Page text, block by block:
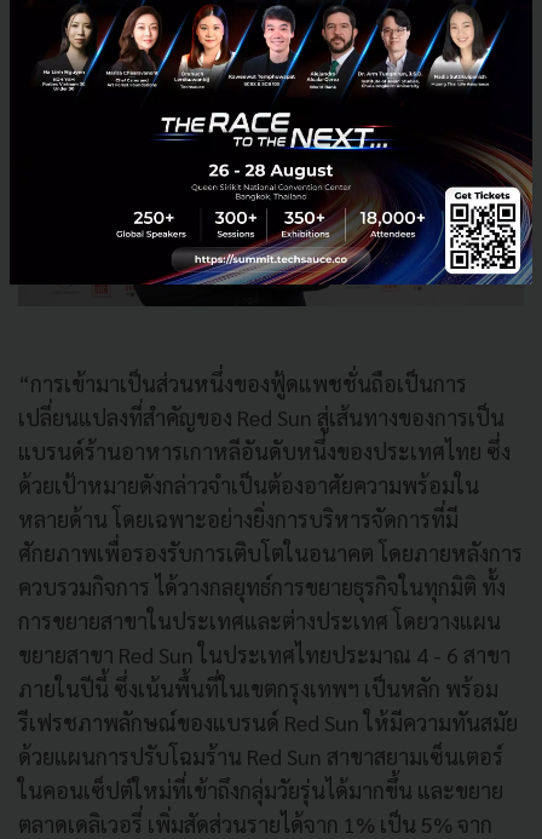
“การเข้ามาเป็นส่วนหนึ่งของฟู้ดแพชชั่นถือเป็นการ
เปลี่ยนแปลงที่สำคัญของ Red Sun สู่เส้นทางของการเป็น
แบรนด์ร้านอาหารเกาหลีอันดับหนึ่งของประเทศไทย ซึ่ง
ด้วยเป้าหมายดังกล่าวจำเป็นต้องอาศัยความพร้อมใน
หลายด้าน โดยเฉพาะอย่างยิ่งการบริหารจัดการที่มี
ศักยภาพเพื่อรองรับการเติบโตในอนาคต โดยภายหลังการ
ควบรวมกิจการ ได้วางกลยุทธ์การขยายธุรกิจในทุกมิติ ทั้ง
การขยายสาขาในประเทศและต่างประเทศ โดยวางแผน
ขยายสาขา Red Sun ในประเทศไทยประมาณ 4 - 6 สาขา
ภายในปีนี้ ซึ่งเน้นพื้นที่ในเขตกรุงเทพฯ เป็นหลัก พร้อม
รีเฟรชภาพลักษณ์ของแบรนด์ Red Sun ให้มีความทันสมัย
ด้วยแผนการปรับโฉมร้าน Red Sun สาขาสยามเซ็นเตอร์
ในคอนเซ็ปต์ใหม่ที่เข้าถึงกลุ่มวัยรุ่นได้มากขึ้น และขยาย
ตลาดเดลิเวอรี่ เพิ่มสัดส่วนรายได้จาก 1% เป็น 5% จาก